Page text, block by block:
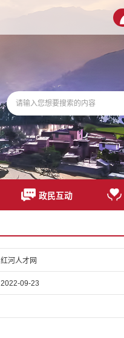
政民互动
红河人才网
2022-09-23